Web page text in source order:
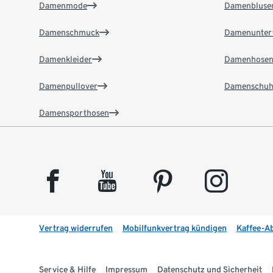
Damenmode
Damenschmuck
Damenkleider
Damenpullover
Damensporthosen
Damenhosen
facebook youtube pinterest instagram
Vertrag widerrufen Mobilfunkvertrag kündigen Kaffee-
Service & Hilfe Impressum Datenschutz und Sicherheit